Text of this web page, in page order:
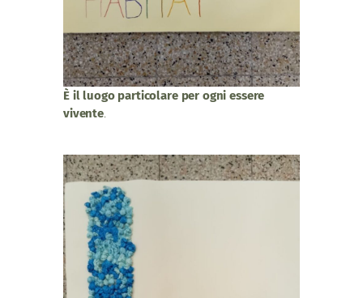
È il luogo particolare per ogni essere
vivente.